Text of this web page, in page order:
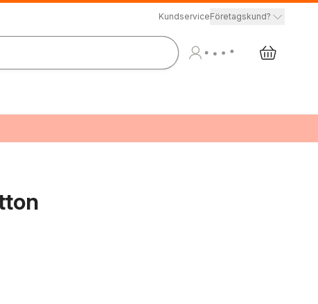
KundserviceFöretagskund?